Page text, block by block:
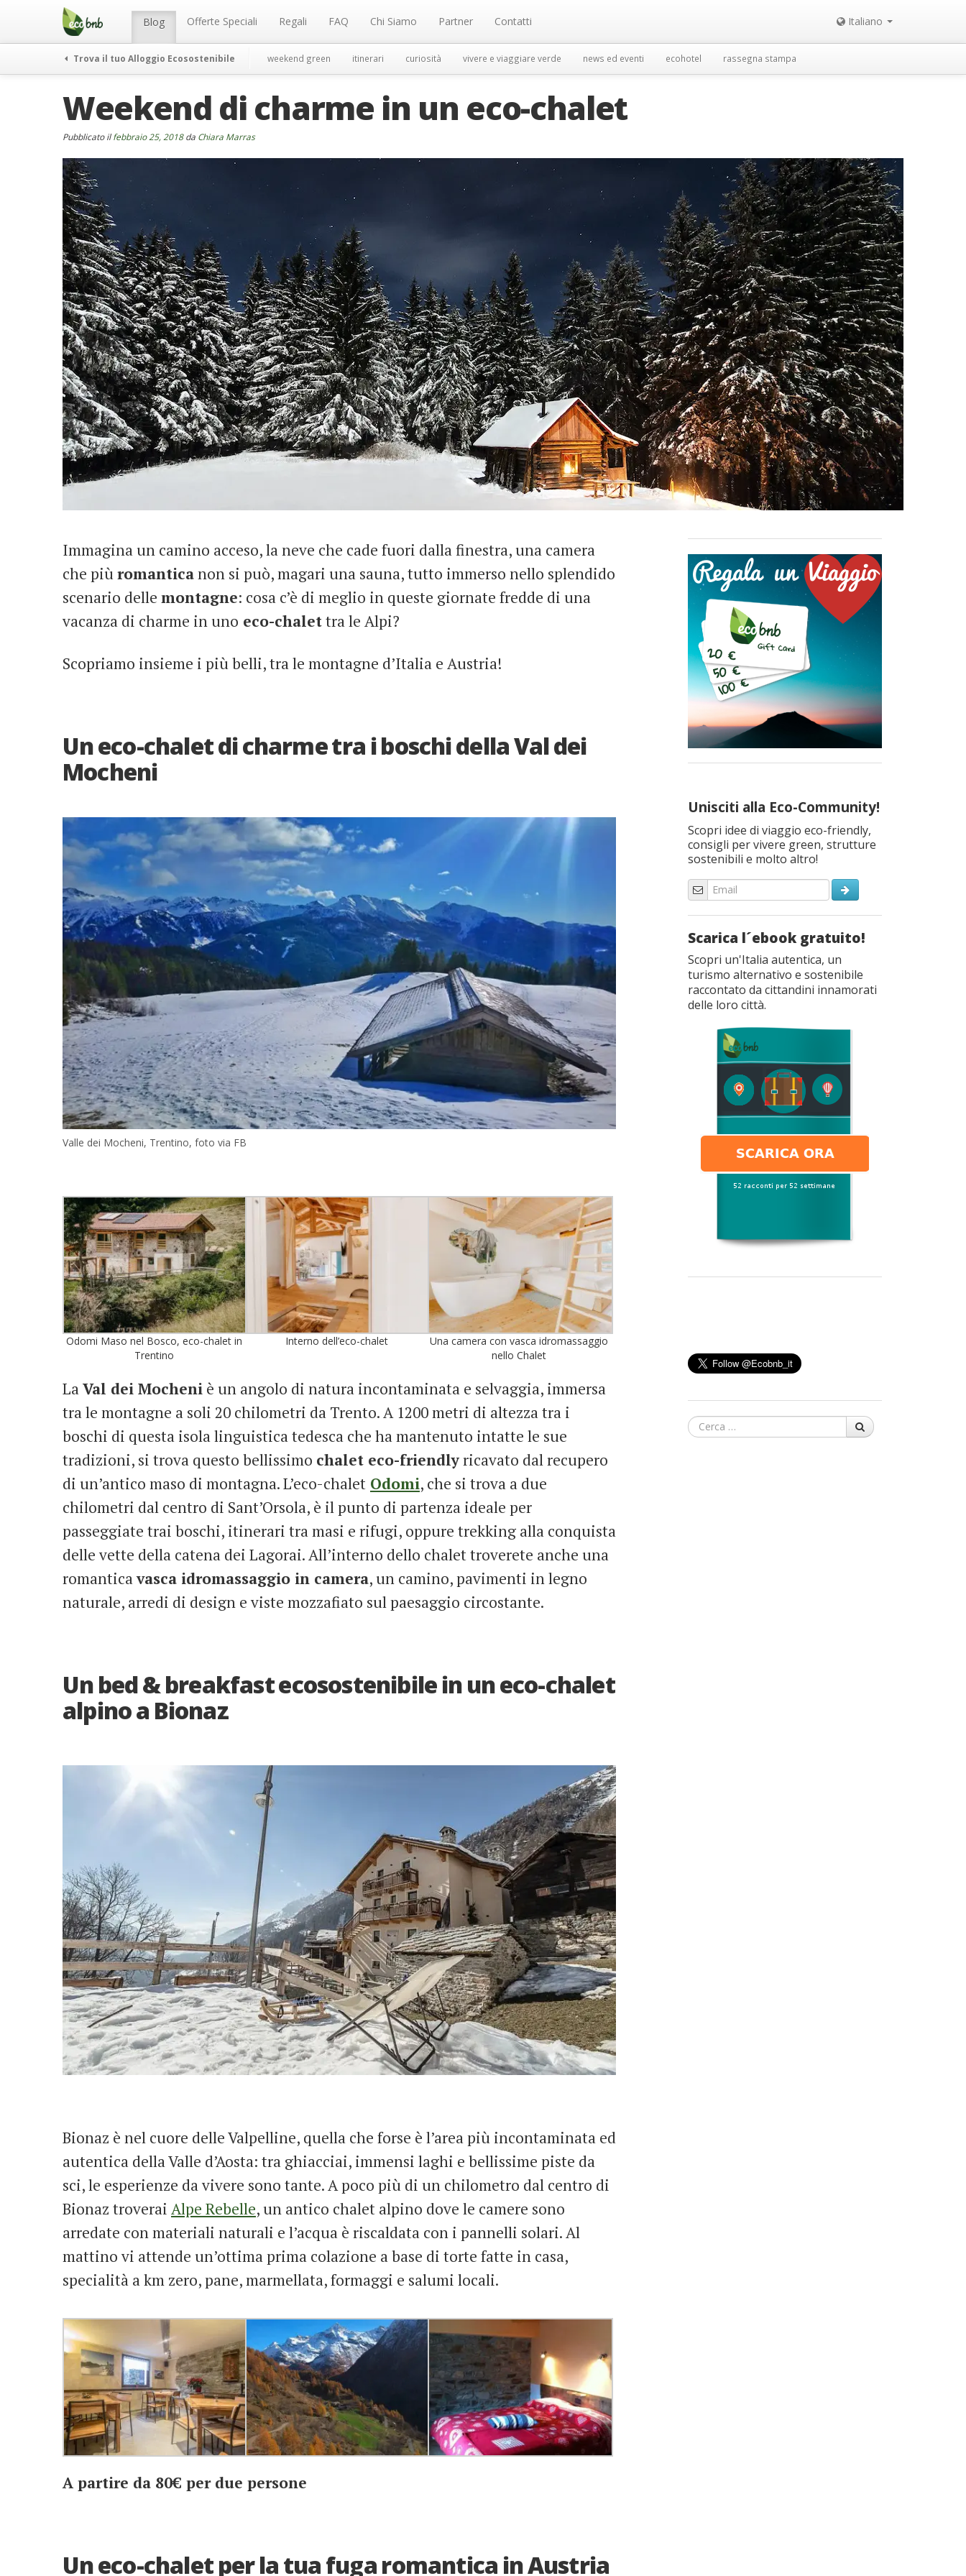
Menu Blog Offerte Speciali Regali FAQ Chi Siamo Partner Contatti Italiano
Trova il tuo Alloggio Ecosostenibile weekend green itinerari curiosità vivere e viaggiare verde news ed eventi ecohotel rassegna stampa
Weekend di charme in un eco-chalet
Pubblicato ilfebbraio 25, 2018da Chiara Marras
Immagina un camino acceso, la neve che cade fuori dalla finestra, una camera
che piùromanticanon si può, magari una sauna, tutto immerso nello splendido
scenario delle montagne: cosa c’è di meglio in queste giornate fredde di una
vacanza di charme in uno eco-chalettra le Alpi?
Scopriamo insieme i più belli, tra le montagne d’Italia e Austria!
Un eco-chalet di charme tra i boschi della Val dei
Mocheni
Valle dei Mocheni, Trentino, foto via FB
Odomi Maso nel Bosco, eco-chalet in
Trentino
Interno dell’eco-chalet
Una camera con vasca idromassaggio
nello Chalet
LaVal dei Mocheni è un angolo di natura incontaminata e selvaggia, immersa
tra le montagne a soli 20 chilometri da Trento. A 1200 metri di altezza tra i
boschi di questa isola linguistica tedesca che ha mantenuto intatte le sue
tradizioni, si trova questo bellissimo chalet eco-friendlyricavato dal recupero
di un’antico maso di montagna. L’eco-chalet Odomi, che si trova a due
chilometri dal centro di Sant’Orsola, è il punto di partenza ideale per
passeggiate trai boschi, itinerari tra masi e rifugi, oppure trekking alla conquista
delle vette della catena dei Lagorai. All’interno dello chalet troverete anche una
romanticavasca idromassaggio in camera, un camino, pavimenti in legno
naturale, arredi di design e viste mozzafiato sul paesaggio circostante.
Un bed & breakfast ecosostenibile in un eco-chalet
alpino a Bionaz
Bionaz è nel cuore delle Valpelline, quella che forse è l’area più incontaminata ed
autentica della Valle d’Aosta: tra ghiacciai, immensi laghi e bellissime piste da
sci, le esperienze da vivere sono tante. A poco più di un chilometro dal centro di
Bionaz troverai Alpe Rebelle, un antico chalet alpino dove le camere sono
arredate con materiali naturali e l’acqua è riscaldata con i pannelli solari. Al
mattino vi attende un’ottima prima colazione a base di torte fatte in casa,
specialità a km zero, pane, marmellata, formaggi e salumi locali.
A partire da 80€ per due persone
Un eco-chalet per la tua fuga romantica in Austria
Unisciti alla Eco-Community!
Scopri idee di viaggio eco-friendly,
consigli per vivere green, strutture
sostenibili e molto altro!
Scarica l´ebook gratuito!
Scopri un'Italia autentica, un
turismo alternativo e sostenibile
raccontato da cittandini innamorati
delle loro città.
Cerca